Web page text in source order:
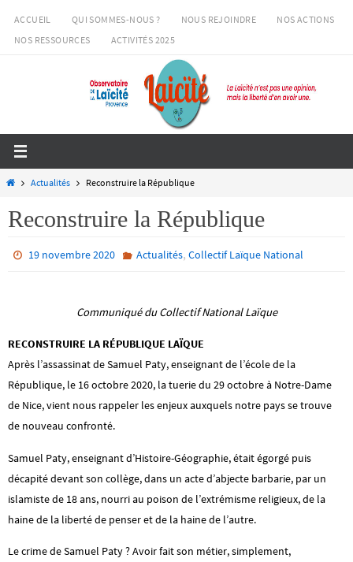
Passer
vers
ACCUEIL QUI SOMMES-NOUS ? NOUS REJOINDRE
NOS ACTIONS
NOS RESSOURCES
ACTIVITÉS 2025
HomeActualités Reconstruire la République
Reconstruire la République
19 novembre 2020 Actualités, Collectif Laïque National
Communiqué du Collectif National Laïque
RECONSTRUIRE LA RÉPUBLIQUE LAÏQUE
Après l’assassinat de Samuel Paty, enseignant de l’école de la
République, le 16 octobre 2020, la tuerie du 29 octobre à Notre-Dame
de Nice, vient nous rappeler les enjeux auxquels notre pays se trouve
de nouveau confronté.
Samuel Paty, enseignant d’Histoire-Géographie, était égorgé puis
décapité devant son collège, dans un acte d’abjecte barbarie, par un
islamiste de 18 ans, nourri au poison de l’extrémisme religieux, de la
haine de la liberté de penser et de la haine de l’autre.
Le crime de Samuel Paty ? Avoir fait son métier, simplement,